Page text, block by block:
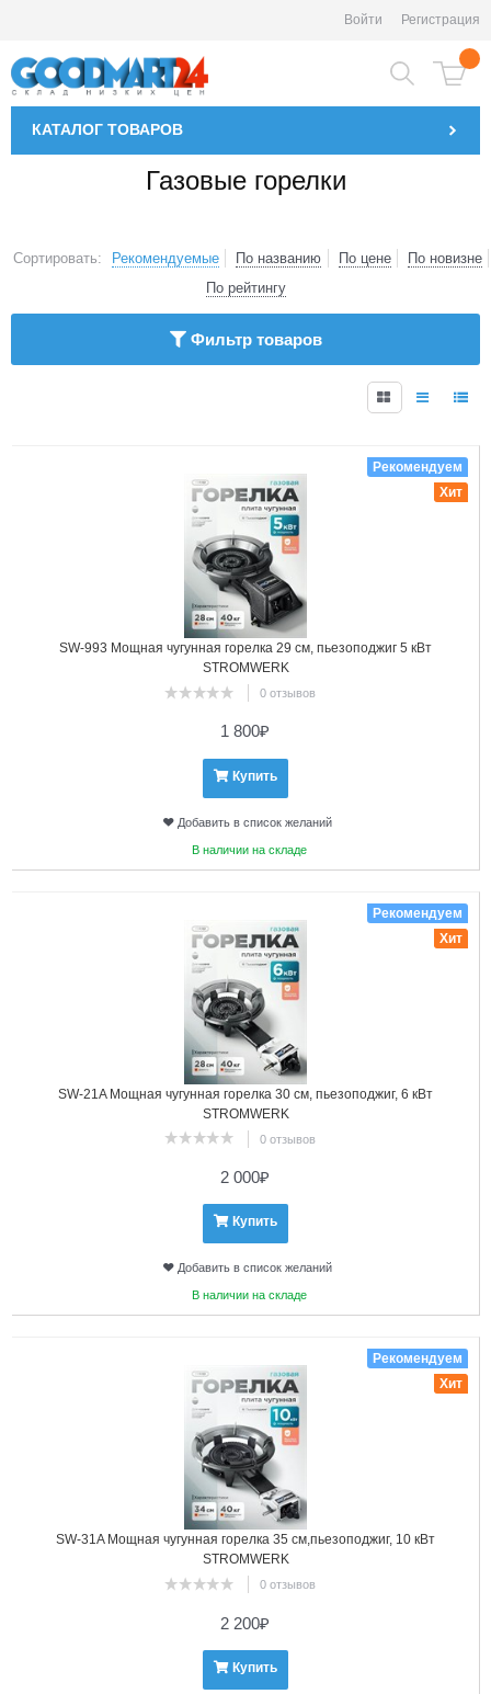
Войти Регистрация
КАТАЛОГ ТОВАРОВ
Газовые горелки
Сортировать: Рекомендуемые По названию По цене
По новизне
По рейтингу
Фильтр товаров
SW-993 Мощная чугунная горелка 29 см, пьезоподжиг 5 кВт
STROMWERK
0 отзывов
Рекомендуем
Хит
1 800₽
Купить
Добавить в список желаний
В наличии на складе
SW-21A Мощная чугунная горелка 30 см, пьезоподжиг, 6 кВт
STROMWERK
0 отзывов
Рекомендуем
Хит
2 000₽
Купить
Добавить в список желаний
В наличии на складе
SW-31A Мощная чугунная горелка 35 см,пьезоподжиг, 10 кВт
STROMWERK
0 отзывов
Рекомендуем
Хит
2 200₽
Купить